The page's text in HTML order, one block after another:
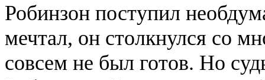
Робинзон поступил
мечтал, он столкнулся со
совсем не был готов. Но